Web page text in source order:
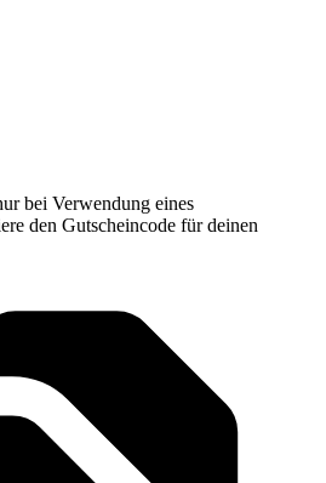
bei Verwendung eines
den Gutscheincode für deinen